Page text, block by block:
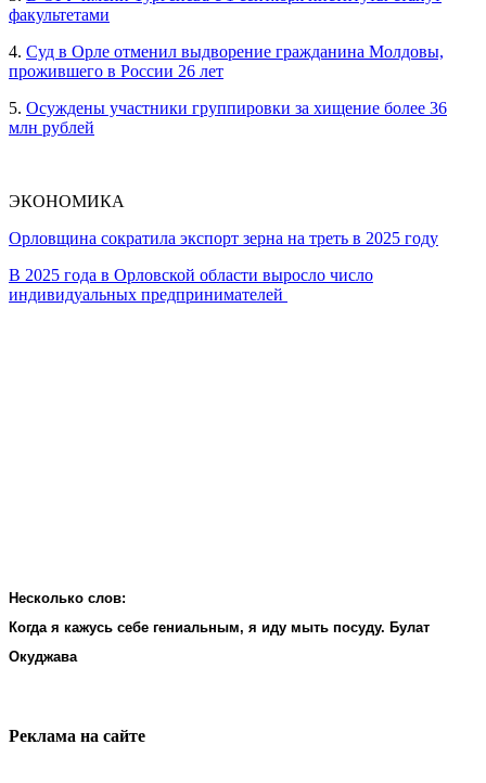
факультетами
4. Суд в Орле отменил выдворение гражданина Молдовы,
прожившего в России 26 лет
5. Осуждены участники группировки за хищение более 36
млн рублей
ЭКОНОМИКА
Орловщина сократила экспорт зерна на треть в 2025 году
В 2025 года в Орловской области выросло число
индивидуальных предпринимателей
Несколько слов:
Когда я кажусь себе гениальным, я иду мыть посуду. Булат
Окуджава
Реклама на cайте